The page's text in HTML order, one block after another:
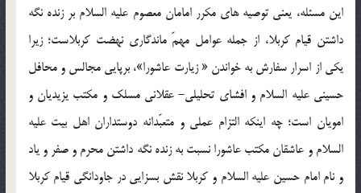
اين مسئله، يعني توصيه هاي مکرر امامان معصوم عليه السلام بر زنده نگه
داشتن قيام کربلا، از جمله عوامل مهمّ ماندگاري نهضت کربلاست؛ زيرا
يکي از اسرار سفارش به خواندن « زيارت عاشورا»، برپايي مجالس و محافل
حسيني عليه السلام و افشاي تحليلي- عقلاني مسلک و مکتب يزيديان و
امويان است؛ چه اينکه التزام عملي و متعبّدانه دوستداران اهل بيت عليه
السلام و عاشقان مکتب عاشورا نسبت به زنده نگه داشتن محرم و صفر و ياد
و نام امام حسين عليه السلام و کربلا نقش بسزايي در جاودانگي قيام کربلا